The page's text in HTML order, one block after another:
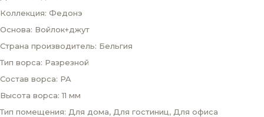
Коллекция: Федонэ
Основа: Войлок+джут
Страна производитель: Бельгия
Тип ворса: Разрезной
Состав ворса: PA
Высота ворса: 11 мм
Тип помещения: Для дома, Для гостиниц, Для офиса